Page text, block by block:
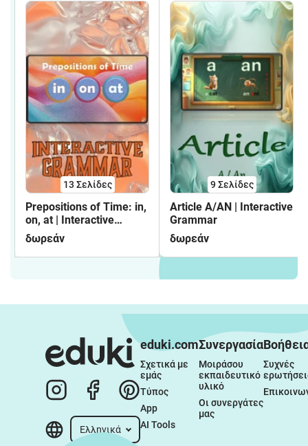
13 Σελίδες
Prepositions of Time: in,
on, at | Interactive
Grammar
δωρεάν
9Σελίδες
Article A/AN | Interactive
Grammar
δωρεάν
Ελληνικά
eduki.com
Σχετικά με
εμάς
Τύπος
App
AI Tools
Συνεργασία
Μοιράσου
εκπαιδευτικό
υλικό
Οι συνεργάτες
μας
Συχνές